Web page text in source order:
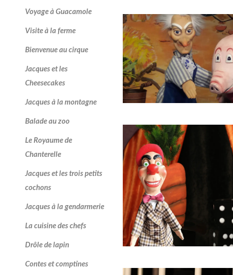
Voyage à Guacamole
Visite à la ferme
Bienvenue au cirque
Jacques et les
Cheesecakes
Jacques à la montagne
Balade au zoo
Le Royaume de
Chanterelle
Jacques et les trois petits
cochons
Jacques à la gendarmerie
La cuisine des chefs
Drôle de lapin
Contes et comptines